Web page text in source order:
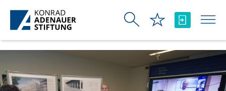
Skip to Main Content